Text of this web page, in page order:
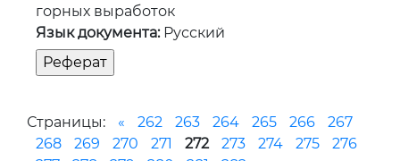
горных выработок
Язык документа:Русский
Страницы: « 262 263 264 265 266
267
268
269 270 271 272 273 274 275
276